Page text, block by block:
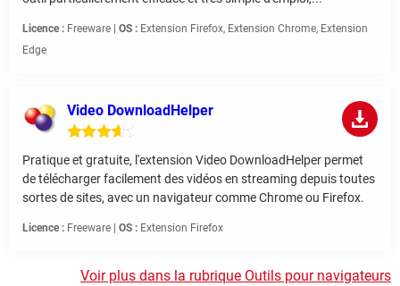
Licence : Freeware | OS : Extension Firefox, Extension Chrome, Extension
Edge
Video DownloadHelper
Pratique et gratuite, l'extension Video DownloadHelper permet
de télécharger facilement des vidéos en streaming depuis toutes
sortes de sites, avec un navigateur comme Chrome ou Firefox.
Licence : Freeware | OS : Extension Firefox
Voir plus dans la rubrique Outils pour navigateurs